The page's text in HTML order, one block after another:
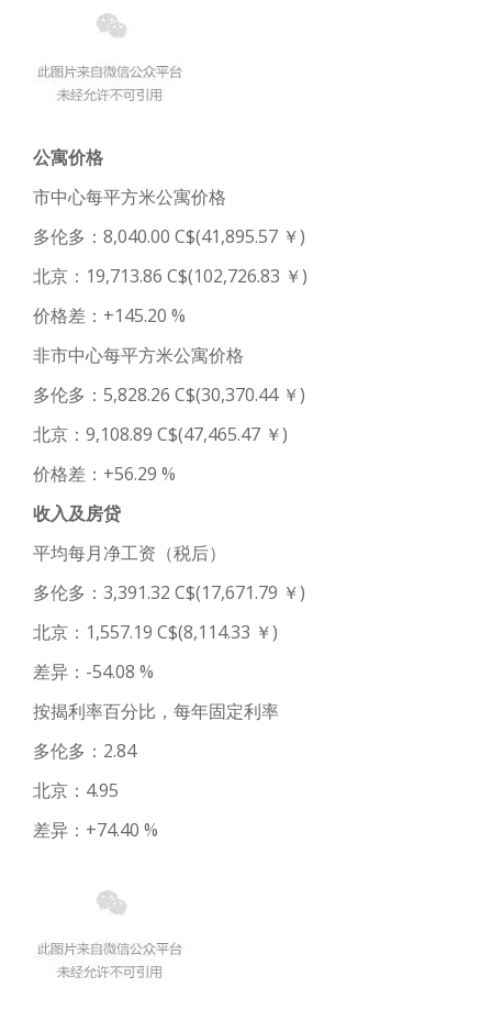
公寓价格
市中心每平方米公寓价格
多伦多：8,040.00 C$(41,895.57 ￥)
北京：19,713.86 C$(102,726.83 ￥)
价格差：+145.20 %
非市中心每平方米公寓价格
多伦多：5,828.26 C$(30,370.44 ￥)
北京：9,108.89 C$(47,465.47 ￥)
价格差：+56.29 %
收入及房贷
平均每月净工资（税后）
多伦多：3,391.32 C$(17,671.79 ￥)
北京：1,557.19 C$(8,114.33 ￥)
差异：-54.08 %
按揭利率百分比，每年固定利率
多伦多：2.84
北京：4.95
差异：+74.40 %